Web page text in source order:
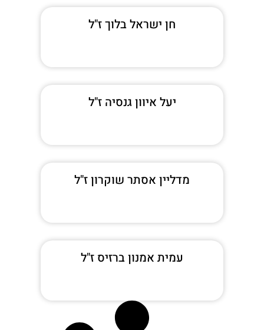
חן ישראל בלוך ז"ל
יעל איוון גנסיה ז"ל
מדליין אסתר שוקרון ז"ל
עמית אמנון ברזיס ז"ל